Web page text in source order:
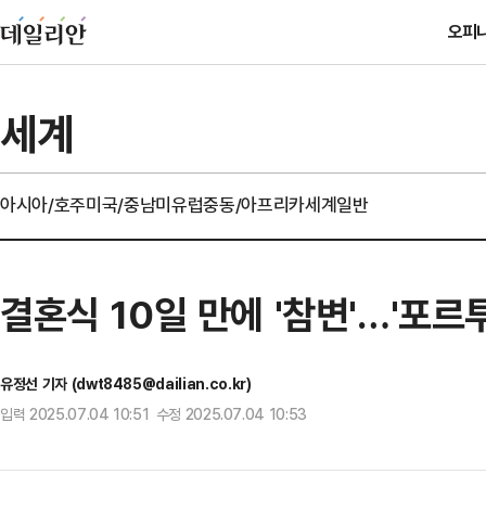
오피
세계
아시아/호주미국/중남미유럽중동/아프리카세계일반
결혼식 10일 만에 '참변'…'포르
유정선 기자 (dwt8485@dailian.co.kr)
입력 2025.07.04 10:51 수정 2025.07.04 10:53